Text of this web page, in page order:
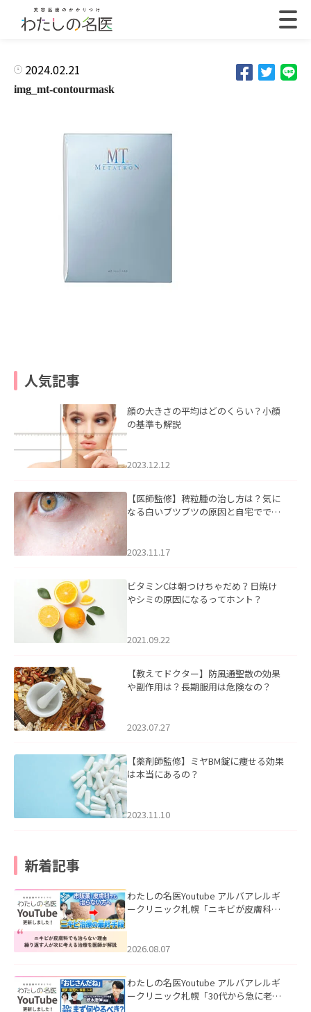
2024.02.21
img_mt-contourmask
人気記事
顔の大きさの平均はどのくらい？小顔
の基準も解説
2023.12.12
【医師監修】稗粒腫の治し方は？気に
なる白いブツブツの原因と自宅ででき
2023.11.17
ビタミンCは朝つけちゃだめ？日焼け
やシミの原因になるってホント？
2021.09.22
【教えてドクター】防風通聖散の効果
や副作用は？長期服用は危険なの？
2023.07.27
【薬剤師監修】ミヤBM錠に痩せる効果
は本当にあるの？
2023.11.10
新着記事
わたしの名医Youtube アルバアレルギ
ークリニック札幌「ニキビが皮膚科で
ました。
2026.08.07
わたしの名医Youtube アルバアレルギ
ークリニック札幌「30代から急に老け